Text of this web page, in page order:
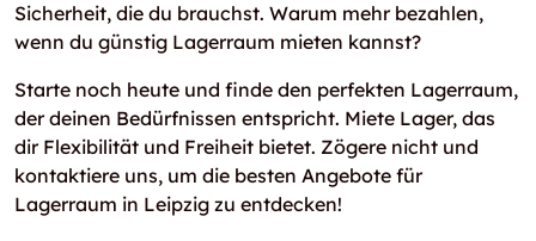
Sicherheit, die du brauchst. Warum mehr bezahlen,
wenn du günstig Lagerraum mieten kannst?
Starte noch heute und finde den perfekten Lagerraum,
der deinen Bedürfnissen entspricht. Miete Lager, das
dir Flexibilität und Freiheit bietet. Zögere nicht und
kontaktiere uns, um die besten Angebote für
Lagerraum in Leipzig zu entdecken!